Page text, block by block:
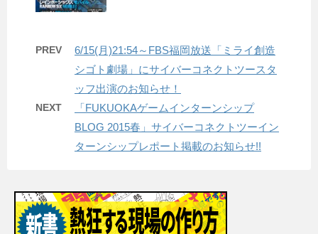
PREV
6/15(月)21:54～FBS福岡放送「ミライ創造
シゴト劇場」にサイバーコネクトツースタ
ッフ出演のお知らせ！
NEXT
「FUKUOKAゲームインターンシップ
BLOG 2015春」サイバーコネクトツーイン
ターンシップレポート掲載のお知らせ!!